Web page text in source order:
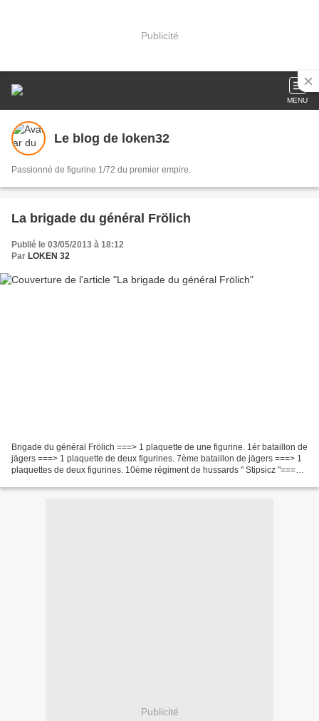
Publicité
MENU
Le blog de loken32
Passionné de figurine 1/72 du premier empire.
La brigade du général Frölich
Publié le 03/05/2013 à 18:12
Par LOKEN 32
Brigade du général Frölich ===> 1 plaquette de une figurine. 1ér bataillon de
jägers ===> 1 plaquette de deux figurines. 7ème bataillon de jägers ===> 1
plaquettes de deux figurines. 10ème régiment de hussards " Stipsicz "===> 2
Publicité